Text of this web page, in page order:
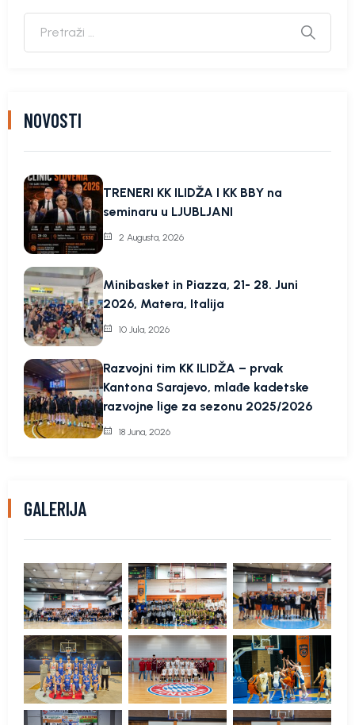
NOVOSTI
TRENERI KK ILIDŽA I KK BBY na
seminaru u LJUBLJANI
2 Augusta, 2026
Minibasket in Piazza, 21- 28. Juni
2026, Matera, Italija
10 Jula, 2026
Razvojni tim KK ILIDŽA – prvak
Kantona Sarajevo, mlađe kadetske
razvojne lige za sezonu 2025/2026
18 Juna, 2026
GALERIJA